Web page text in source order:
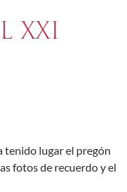
XXI
tenido lugar el pregón
fotos de recuerdo y el